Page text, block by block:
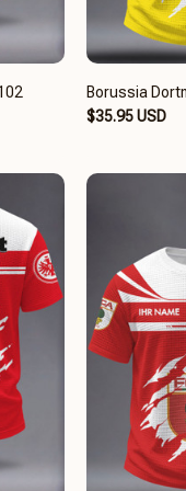
Borussia
$35.95 USD